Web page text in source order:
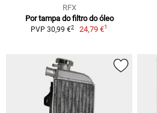
RFX
Por tampa do filtro do óleo
PVP 30,99 €2 24,79 €1